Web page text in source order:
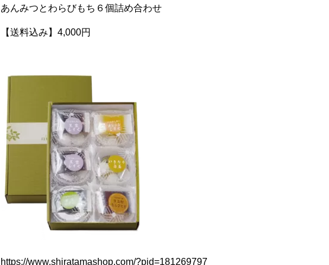
あんみつとわらびもち６個詰め合わせ
【送料込み】4,000円
https://www.shiratamashop.com/?pid=181269797